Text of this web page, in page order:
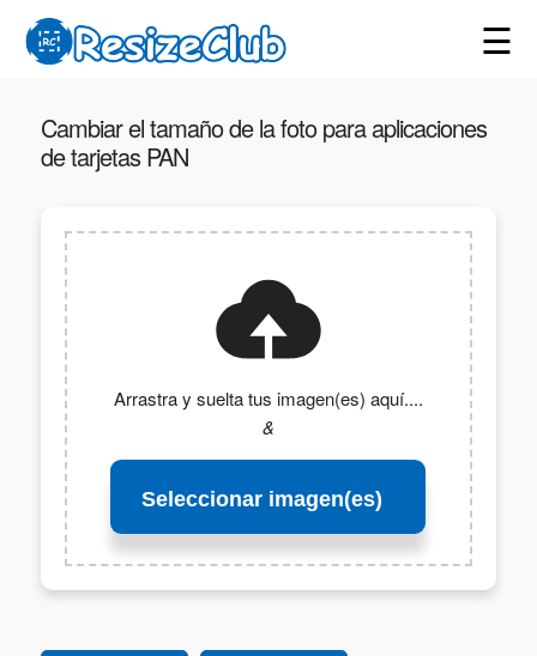
☰
Cambiar el tamaño de la foto para aplicaciones
de tarjetas PAN
Arrastra y suelta tus imagen(es) aquí....
&
Seleccionar imagen(es)